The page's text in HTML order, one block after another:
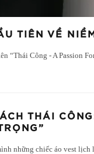
TIÊN VỀ
“Thái Công - A Passion
THÁI
những chiếc áo vest lịch